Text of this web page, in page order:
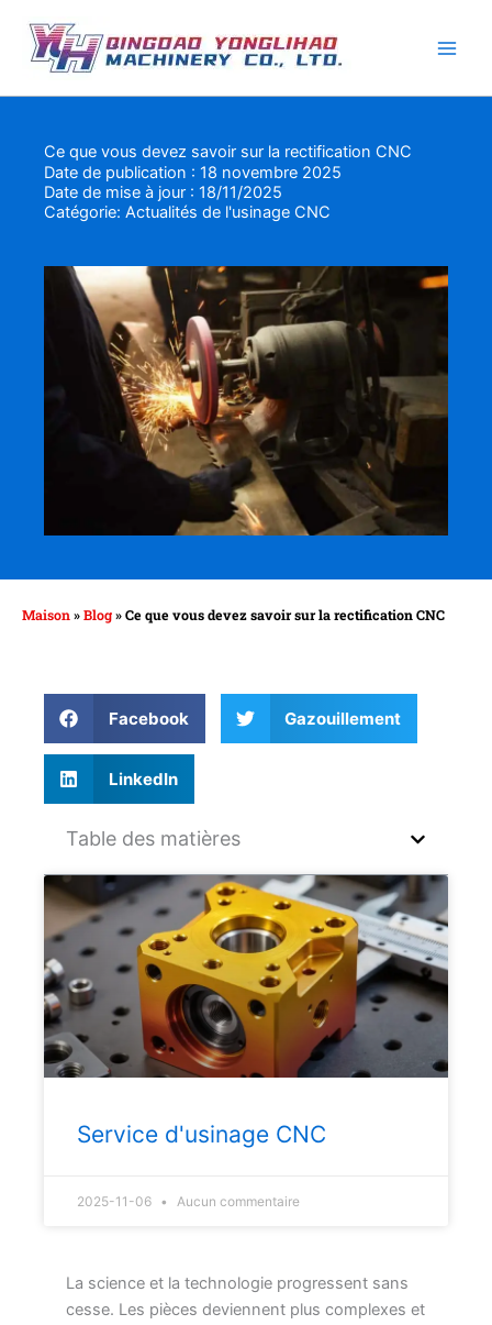
contenu
Ce que vous devez savoir sur la rectification CNC
Date de publication : 18 novembre 2025
Date de mise à jour : 18/11/2025
Catégorie: Actualités de l'usinage CNC
Maison»Blog»Ce que vous devez savoir sur la rectification CNC
Facebook Gazouillement
LinkedIn
Table des matières
Service d'usinage CNC
2025-11-06 Aucun commentaire
La science et la technologie progressent sans
cesse. Les pièces deviennent plus complexes et